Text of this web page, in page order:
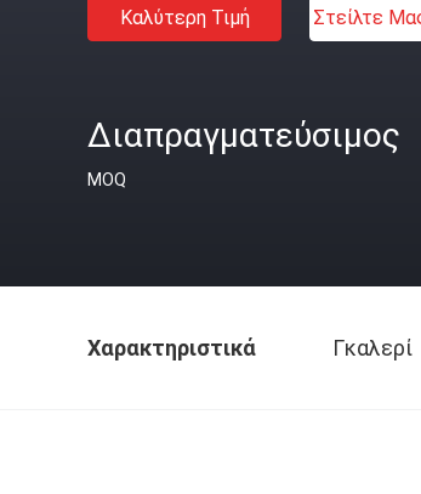
Καλύτερη Τιμή Στείλτε
Διαπραγματεύσιμος
MOQ
Χαρακτηριστικά Γκαλερί